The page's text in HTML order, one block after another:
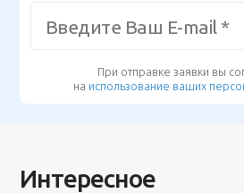
При отправке заявки вы
на использование ваших
Интересное